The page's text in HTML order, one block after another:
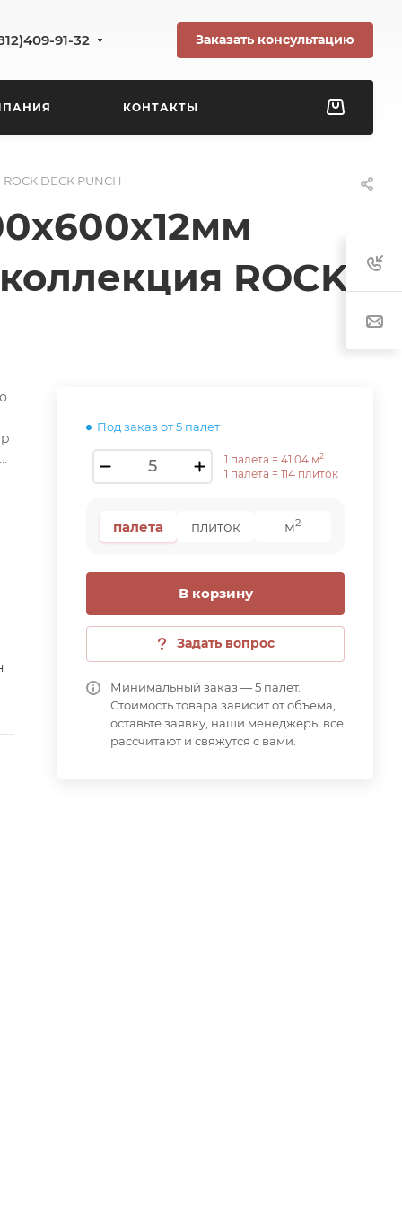
91-32 Заказать консультацию
КОНТАКТЫ
DECK PUNCH
ROCK
Под заказ от 5 палет
1 палета =41.04 м2
1 палета =114 плиток
палета плиток м2
В корзину
Задать вопрос
Минимальный заказ — 5 палет.
Стоимость товара зависит от объема,
оставьте заявку, наши менеджеры все
рассчитают и свяжутся с вами.